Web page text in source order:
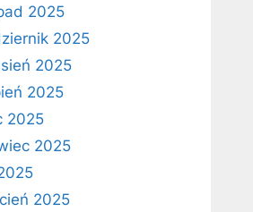
2025
2025
2025
2025
2025
2025
2025